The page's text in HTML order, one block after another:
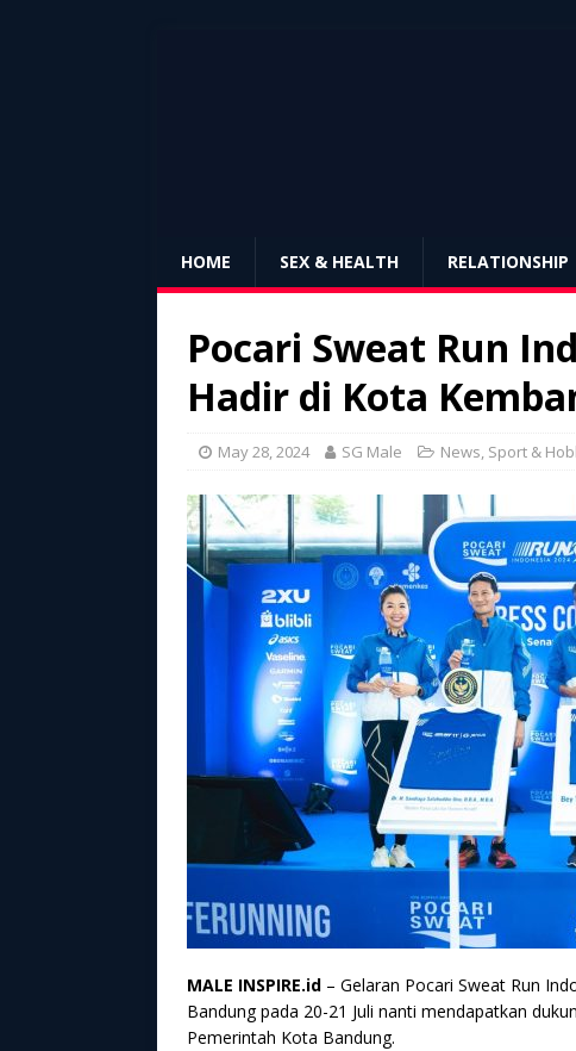
HOME SEX & HEALTH RELATIONSHIP
Pocari Sweat Run
Hadir di Kota
May 28, 2024 SG Male News, Sport &
MALE INSPIRE.id – Gelaran Pocari Sweat Run
Bandung pada 20-21 Juli nanti mendapatkan
Pemerintah Kota Bandung.